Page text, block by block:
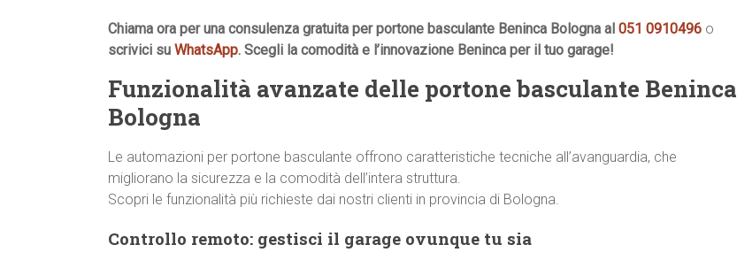
Chiama ora per una consulenza gratuita per portone basculante Beninca Bologna al 051 0910496 o
scrivici su WhatsApp. Scegli la comodità e l’innovazione Beninca per il tuo garage!
Funzionalità avanzate delle portone basculante Beninca
Bologna
Le automazioni per portone basculante offrono caratteristiche tecniche all’avanguardia, che
migliorano la sicurezza e la comodità dell’intera struttura.
Scopri le funzionalità più richieste dai nostri clienti in provincia di Bologna.
Controllo remoto: gestisci il garage ovunque tu sia